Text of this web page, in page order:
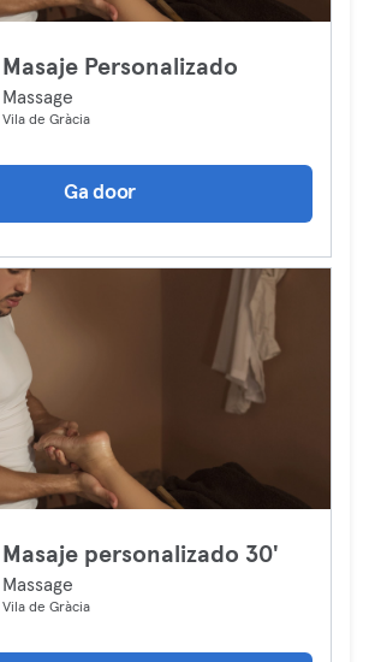
Masaje Personalizado
Massage
Vila de Gràcia
Ga door
Masaje personalizado 30'
Massage
Vila de Gràcia